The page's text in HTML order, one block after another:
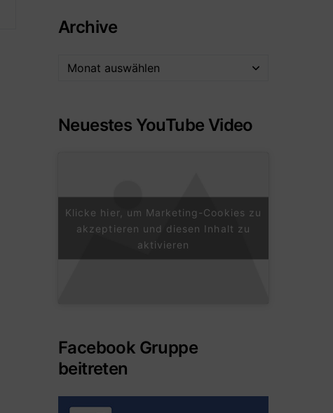
Archive
Neuestes YouTube Video
Klicke hier, um Marketing-Cookies zu
akzeptieren und diesen Inhalt zu
aktivieren
Facebook Gruppe
beitreten